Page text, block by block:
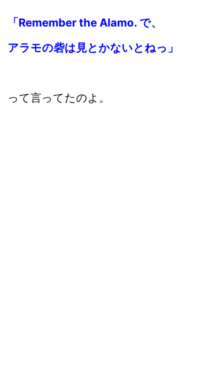
「Remember the Alamo. で、
アラモの砦は見とかないとねっ」
って言ってたのよ。